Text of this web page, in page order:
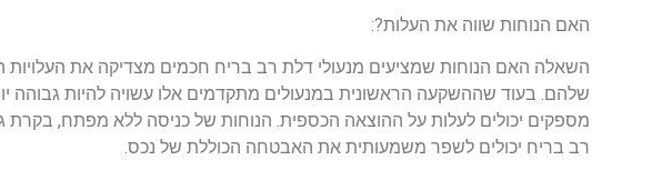
האם הנוחות שווה את העלות?:
השאלה האם הנוחות שמציעים מנעולי דלת רב בריח חכמים מצדיקה את העלויות
שלהם. בעוד שההשקעה הראשונית במנעולים מתקדמים אלו עשויה להיות גבוהה
מספקים יכולים לעלות על ההוצאה הכספית. הנוחות של כניסה ללא מפתח,
רב בריח יכולים לשפר משמעותית את האבטחה הכוללת של נכס.